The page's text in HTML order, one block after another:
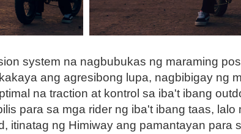
system na nagbubukas ng maraming
ang agresibong lupa, nagbibigay ng
na traction at kontrol sa iba't ibang
para sa mga rider ng iba't ibang taas, lalo
itinatag ng Himiway ang pamantayan para